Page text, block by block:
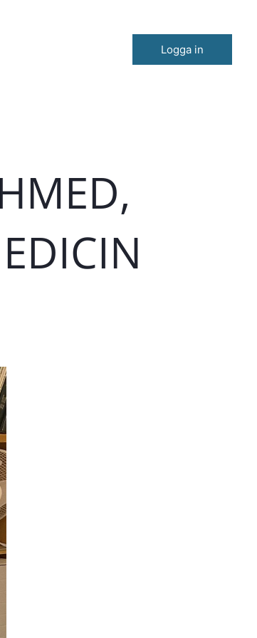
Logga in